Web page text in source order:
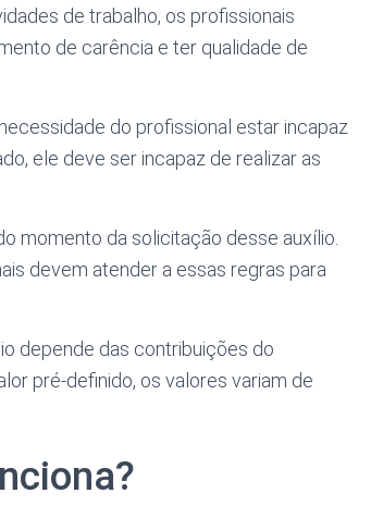
de trabalho, os profissionais
de carência e ter qualidade de
do profissional estar incapaz
ele deve ser incapaz de realizar as
momento da solicitação desse auxílio.
devem atender a essas regras para
depende das contribuições do
pré-definido, os valores variam de